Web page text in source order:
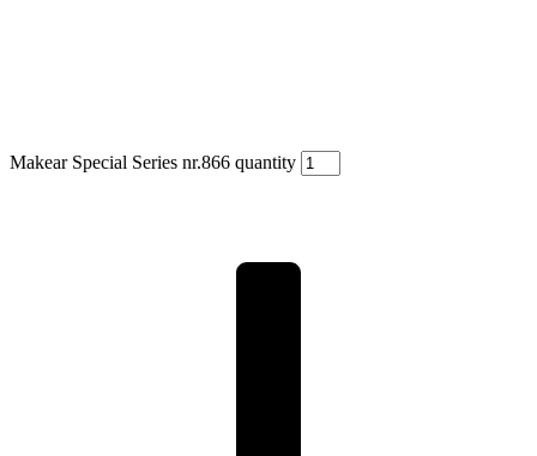
Makear Special Series nr.866 quantity